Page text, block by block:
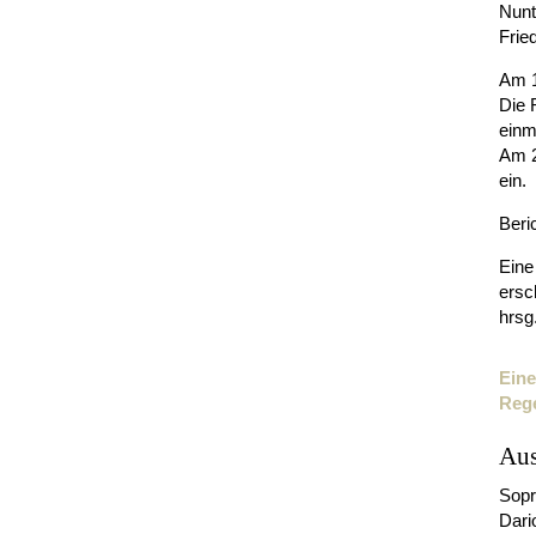
Am
Die
Am
ein.